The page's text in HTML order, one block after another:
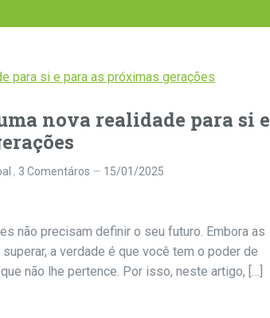
nova realidade para si e
3 Comentáros 15/01/2025
não precisam definir o seu futuro. Embora as
a verdade é que você tem o poder de
não lhe pertence. Por isso, neste artigo, […]